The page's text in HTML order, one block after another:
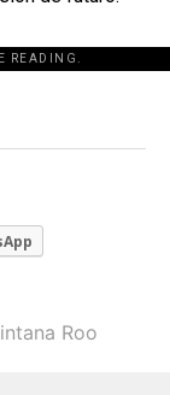
READING.
Roo